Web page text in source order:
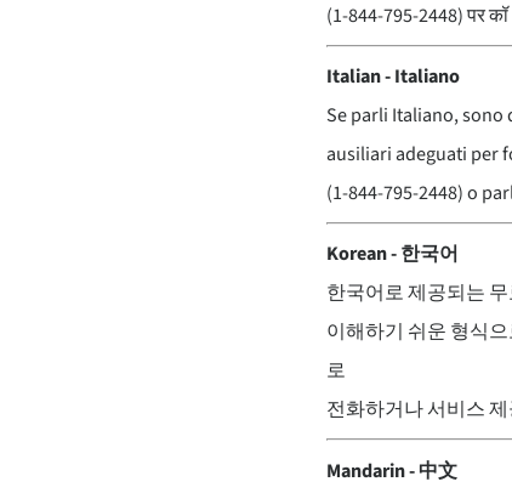
(1-844-795-2448)
Italian - Italiano
Se parli Italiano,
ausiliari adeguati per
(1-844-795-2448) o
Korean - 한국어
한국어로 제공되는
이해하기 쉬운 형식
로
전화하거나 서비스
Mandarin - 中文